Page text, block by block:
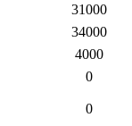
31000
34000
4000
0
0